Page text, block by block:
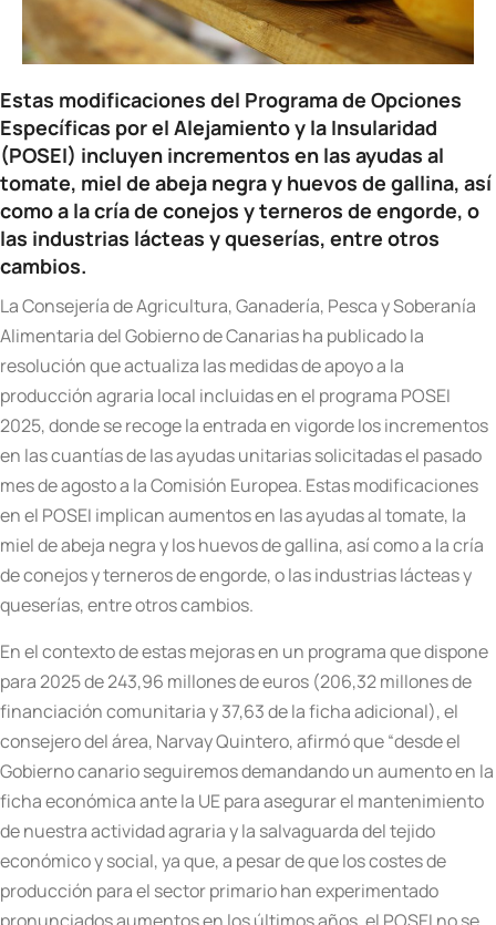
Estas modificaciones del Programa de Opciones
Específicas por el Alejamiento y la Insularidad
(POSEI) incluyen incrementos en las ayudas al
tomate, miel de abeja negra y huevos de gallina, así
como a la cría de conejos y terneros de engorde, o
las industrias lácteas y queserías, entre otros
cambios.
La Consejería de Agricultura, Ganadería, Pesca y Soberanía
Alimentaria del Gobierno de Canarias ha publicado la
resolución que actualiza las medidas de apoyo a la
producción agraria local incluidas en el programa POSEI
2025, donde se recoge la entrada en vigorde los incrementos
en las cuantías de las ayudas unitarias solicitadas el pasado
mes de agosto a la Comisión Europea. Estas modificaciones
en el POSEI implican aumentos en las ayudas al tomate, la
miel de abeja negra y los huevos de gallina, así como a la cría
de conejos y terneros de engorde, o las industrias lácteas y
queserías, entre otros cambios.
En el contexto de estas mejoras en un programa que dispone
para 2025 de 243,96 millones de euros (206,32 millones de
financiación comunitaria y 37,63 de la ficha adicional), el
consejero del área, Narvay Quintero, afirmó que “desde el
Gobierno canario seguiremos demandando un aumento en la
ficha económica ante la UE para asegurar el mantenimiento
de nuestra actividad agraria y la salvaguarda del tejido
económico y social, ya que, a pesar de que los costes de
producción para el sector primario han experimentado
pronunciados aumentos en los últimos años, el POSEI no se